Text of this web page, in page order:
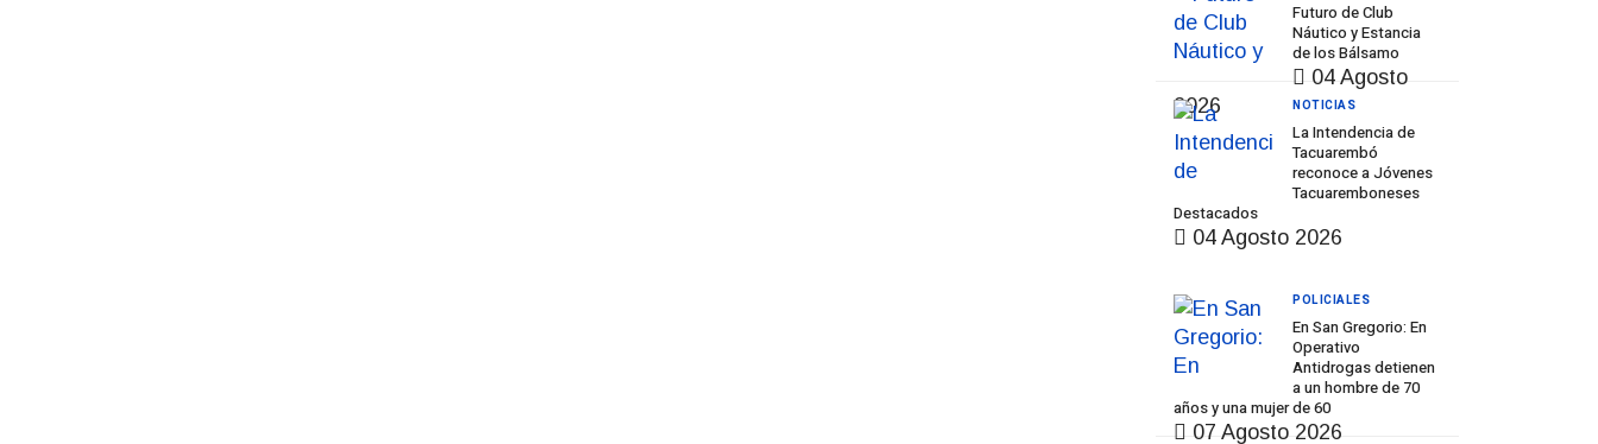
Futuro de Club
Náutico y Estancia
de los Bálsamo
04 Agosto
2026
La Intendencia de
Tacuarembó
reconoce a Jóvenes
Tacuaremboneses
Destacados
04 Agosto 2026
NOTICIAS
En San Gregorio: En
Operativo
Antidrogas detienen
a un hombre de 70
años y una mujer de 60
07 Agosto 2026
POLICIALES